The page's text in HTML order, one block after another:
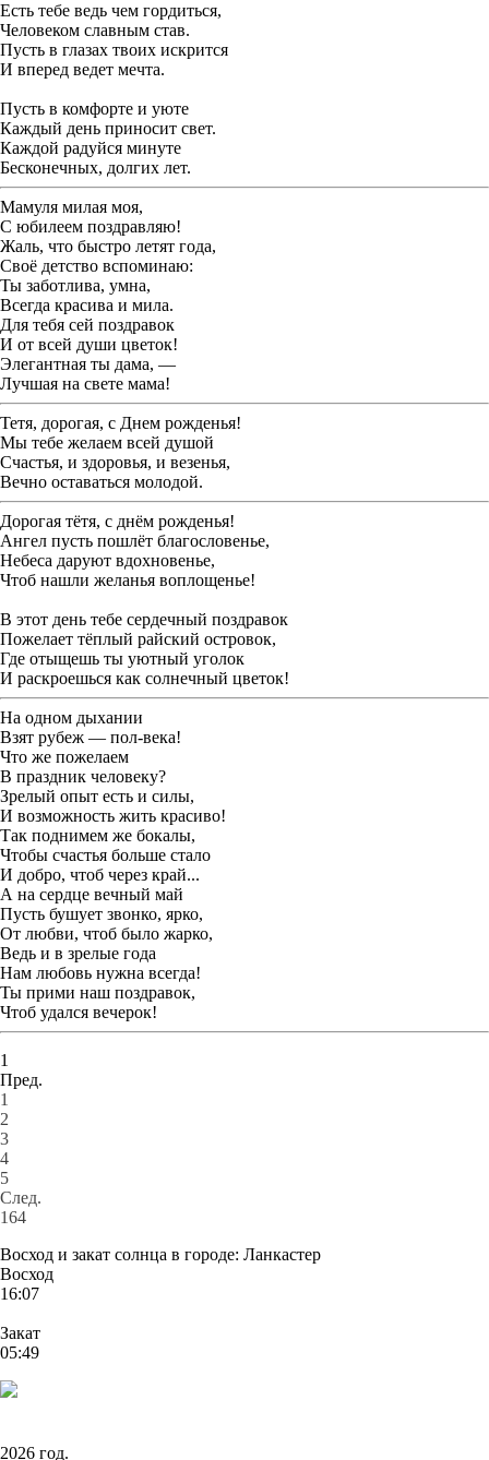
Есть тебе ведь чем гордиться,
Человеком славным став.
Пусть в глазах твоих искрится
И вперед ведет мечта.
Пусть в комфорте и уюте
Каждый день приносит свет.
Каждой радуйся минуте
Бесконечных, долгих лет.
Мамуля милая моя,
С юбилеем поздравляю!
Жаль, что быстро летят года,
Своё детство вспоминаю:
Ты заботлива, умна,
Всегда красива и мила.
Для тебя сей поздравок
И от всей души цветок!
Элегантная ты дама, —
Лучшая на свете мама!
Тетя, дорогая, с Днем рожденья!
Мы тебе желаем всей душой
Счастья, и здоровья, и везенья,
Вечно оставаться молодой.
Дорогая тётя, с днём рожденья!
Ангел пусть пошлёт благословенье,
Небеса даруют вдохновенье,
Чтоб нашли желанья воплощенье!
В этот день тебе сердечный поздравок
Пожелает тёплый райский островок,
Где отыщешь ты уютный уголок
И раскроешься как солнечный цветок!
На одном дыхании
Взят рубеж — пол-века!
Что же пожелаем
В праздник человеку?
Зрелый опыт есть и силы,
И возможность жить красиво!
Так поднимем же бокалы,
Чтобы счастья больше стало
И добро, чтоб через край...
А на сердце вечный май
Пусть бушует звонко, ярко,
От любви, чтоб было жарко,
Ведь и в зрелые года
Нам любовь нужна всегда!
Ты прими наш поздравок,
Чтоб удался вечерок!
1
Пред.
1
2
3
4
5
След.
164
Восход и закат солнца в городе: Ланкастер
Восход
16:07
Закат
05:49
2026 год.